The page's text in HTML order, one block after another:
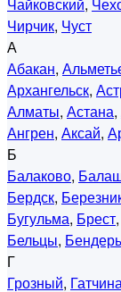
Чирчик, Чуст
А
Абакан,
Архангельск,
Алматы, Астана,
Ангрен, Аксай,
Б
Балаково,
Бердск,
Бугульма, Брест,
Бельцы,
Г
Грозный,